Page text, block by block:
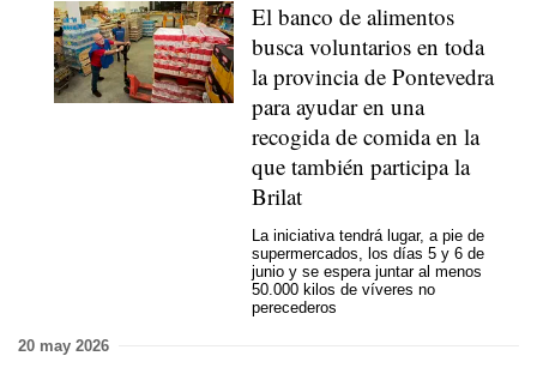
El banco de alimentos
busca voluntarios en toda
la provincia de Pontevedra
para ayudar en una
recogida de comida en la
que también participa la
Brilat
La iniciativa tendrá lugar, a pie de
supermercados, los días 5 y 6 de
junio y se espera juntar al menos
50.000 kilos de víveres no
perecederos
20 may 2026